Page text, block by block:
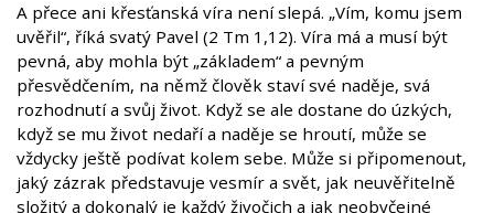
A přece ani křesťanská víra není slepá. „Vím, komu jsem
uvěřil“, říká svatý Pavel (2 Tm 1,12). Víra má a musí být
pevná, aby mohla být „základem“ a pevným
přesvědčením, na němž člověk staví své naděje, svá
rozhodnutí a svůj život. Když se ale dostane do úzkých,
když se mu život nedaří a naděje se hroutí, může se
vždycky ještě podívat kolem sebe. Může si připomenout,
jaký zázrak představuje vesmír a svět, jak neuvěřitelně
složitý a dokonalý je každý živočich a jak neobyčejné